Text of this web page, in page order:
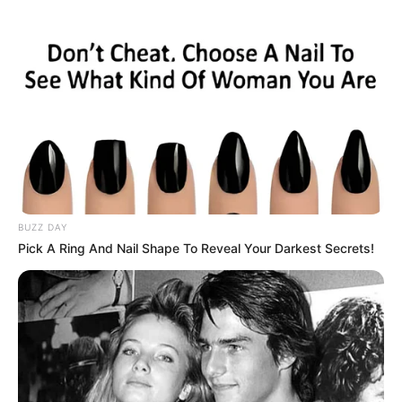
La candidature de3 JUPITER DE MAISYmérite
également un large crédit. Avec cinq podiums lors
Cherbourg est déjà établie et son entraîneur
souligne sa faculté à s’adapter à différents scénarios
de course. Autant d’éléments qui renforcent sa
crédibilité dans ce Quinté+.
Les Secondes chances Quinté+ : à
suivre de très près
Derrière ces priorités, plusieurs concurrents
présentent des profils particulièrement intéressants.
C’est notamment le cas de14 IVOIRE DAIRPET, dont
BUZZ DAY
Pick A Ring And Nail Shape To Reveal Your Darkest Secrets!